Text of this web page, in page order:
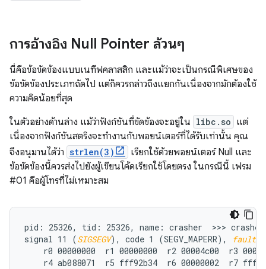
การอ้างอิง Null Pointer ล้วนๆ
นี่คือข้อขัดข้องแบบเนทีฟคลาสสิก และแม้ว่าจะเป็นกรณีพิเศษของ
ข้อขัดข้องประเภทถัดไป แต่ก็ควรกล่าวถึงแยกกันเนื่องจากมักต้องใช้
ความคิดน้อยที่สุด
ในตัวอย่างด้านล่าง แม้ว่าฟังก์ชันที่ขัดข้องจะอยู่ใน libc.so แต่
เนื่องจากฟังก์ชันสตริงจะทำงานกับพอยน์เตอร์ที่ได้รับเท่านั้น คุณ
จึงอนุมานได้ว่า strlen(3)
เรียกใช้ด้วยพอยน์เตอร์ Null และ
ข้อขัดข้องนี้ควรส่งไปยังผู้เขียนโค้ดเรียกใช้โดยตรง ในกรณีนี้ เฟรม
#01 คือผู้โทรที่ไม่เหมาะสม
pid: 25326, tid: 25326, name: crasher  >>> crasher
signal 11 (SIGSEGV), code 1 (SEGV_MAPERR),
fault
r0 00000000  r1 00000000  r2 00004c00  r3
r4 ab088071  r5 fff92b34  r6 00000002  r7